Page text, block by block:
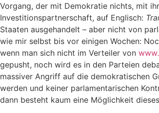
Vorgang, der mit Demokratie nichts, mit
Investitionspartnerschaft, auf Englisch:
Staaten ausgehandelt – aber nicht von
wie mir selbst bis vor einigen Wochen:
wenn man sich nicht im Verteiler von
gepusht, noch wird es in den Parteien
massiver Angriff auf die demokratischen
werden und keiner parlamentarischen
dann besteht kaum eine Möglichkeit